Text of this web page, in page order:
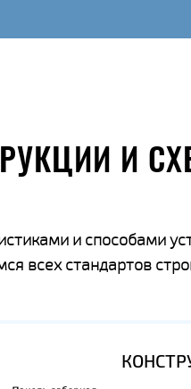
И
и способами
всех стандартов